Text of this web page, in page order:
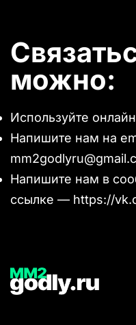
можно:
Используйте
Напишите нам на
Напишите нам в
ссылке — https://